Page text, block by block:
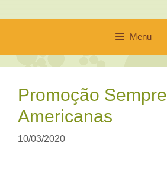
Menu
Promoção Sempre
Americanas
10/03/2020